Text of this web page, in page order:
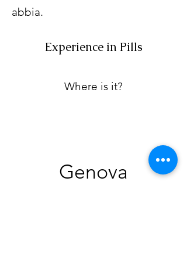
abbia.
Experience in Pills
Where is it?
Genova